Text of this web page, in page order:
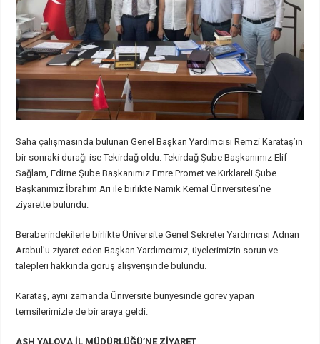
Saha çalışmasında bulunan Genel Başkan Yardımcısı Remzi Karataş’ın
bir sonraki durağı ise Tekirdağ oldu. Tekirdağ Şube Başkanımız Elif
Sağlam, Edirne Şube Başkanımız Emre Promet ve Kırklareli Şube
Başkanımız İbrahim Arı ile birlikte Namık Kemal Üniversitesi’ne
ziyarette bulundu.
Beraberindekilerle birlikte Üniversite Genel Sekreter Yardımcısı Adnan
Arabul’u ziyaret eden Başkan Yardımcımız, üyelerimizin sorun ve
talepleri hakkında görüş alışverişinde bulundu.
Karataş, aynı zamanda Üniversite bünyesinde görev yapan
temsilerimizle de bir araya geldi.
ASH YALOVA İL MÜDÜRLÜĞÜ’NE ZİYARET